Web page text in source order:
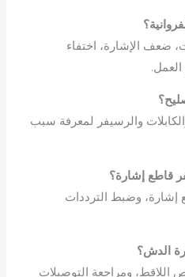
ضعف الإشارة، اختفاء
والرسيفر لمعرفة سبب
قاطع إشارة؟
وضبط الترددات
الدش؟
اللاقط، ومراجعة التوصيلات